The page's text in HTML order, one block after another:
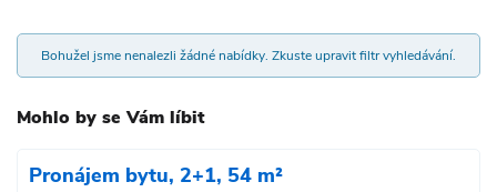
Bohužel jsme nenalezli žádné nabídky. Zkuste upravit filtr vyhledávání.
Mohlo by se Vám líbit
Pronájem bytu, 2+1, 54 m²